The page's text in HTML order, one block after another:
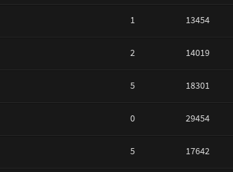
1 13454
2 14019
5 18301
0 29454
5 17642